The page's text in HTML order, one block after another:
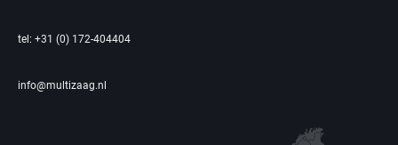
tel: +31 (0) 172-404404
info@multizaag.nl